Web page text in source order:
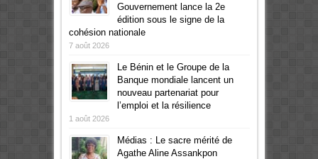
Gouvernement lance la 2e
édition sous le signe de la
cohésion nationale
7 août 2026
Le Bénin et le Groupe de la
Banque mondiale lancent un
nouveau partenariat pour
l’emploi et la résilience
1 août 2026
Médias : Le sacre mérité de
Agathe Aline Assankpon